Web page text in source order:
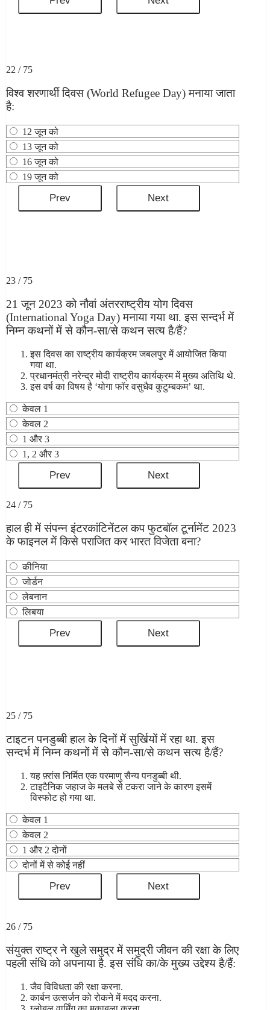
22 / 75
विश्‍व शरणार्थी दिवस (World Refugee Day) मनाया जाता
है:
12 जून को
13 जून को
16 जून को
19 जून को
23 / 75
21 जून 2023 को नौवां अंतरराष्ट्रीय योग दिवस
(International Yoga Day) मनाया गया था. इस सन्दर्भ में
निम्न कथनों में से कौन-सा/से कथन सत्य है/हैं?
इस दिवस का राष्ट्रीय कार्यक्रम जबलपुर में आयोजित किया
गया था.
प्रधानमंत्री नरेन्‍द्र मोदी राष्ट्रीय कार्यक्रम में मुख्य अतिथि थे.
इस वर्ष का विषय है ‘योगा फॉर वसुधैव कुटुम्बकम’ था.
केवल 1
केवल 2
1 और 3
1, 2 और 3
24 / 75
हाल ही में संपन्न इंटरकांटिनेंटल कप फुटबॉल टूर्नामेंट 2023
के फाइनल में किसे पराजित कर भारत विजेता बना?
कीनिया
जोर्डन
लेबनान
लिबया
25 / 75
टाइटन पनडुब्बी हाल के दिनों में सुर्खियों में रहा था. इस
सन्दर्भ में निम्न कथनों में से कौन-सा/से कथन सत्य है/हैं?
यह फ़्रांस निर्मित एक परमाणु सैन्य पनडुब्बी थी.
टाइटैनिक जहाज के मलबे से टकरा जाने के कारण इसमें
विस्फोट हो गया था.
केवल 1
केवल 2
1 और 2 दोनों
दोनों में से कोई नहीं
26 / 75
संयुक्त राष्ट्र ने खुले समुद्र में समुद्री जीवन की रक्षा के लिए
पहली संधि को अपनाया है. इस संधि का/के मुख्य उद्देश्य है/हैं:
जैव विविधता की रक्षा करना.
कार्बन उत्सर्जन को रोकने में मदद करना.